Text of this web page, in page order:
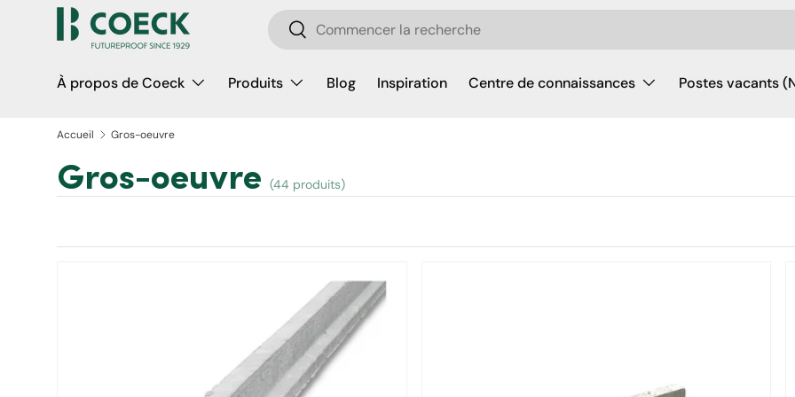
Aller au contenu Recherche
Rechercher
À propos de Coeck Produits Blog Inspiration Centre de connaissances Postes vacants
Accueil Gros-oeuvre
Gros-oeuvre (44 produits)